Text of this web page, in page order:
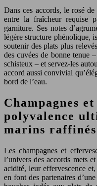
Dans ces accords, le rosé
entre la fraîcheur requise
garniture. Ses notes
légère structure phénolique,
soutenir des plats plus
des cuvées de bonne tenue
schisteux – et servez-les
accord aussi convivial
bord de l’eau.
Champagnes
polyvalence
marins raffinés
Les champagnes et
l’univers des accords mets
acidité, leur effervescence
en font des partenaires